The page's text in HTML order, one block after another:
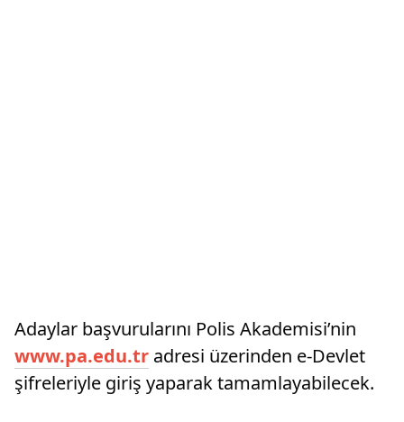
Adaylar başvurularını Polis Akademisi’nin
www.pa.edu.tr adresi üzerinden e-Devlet
şifreleriyle giriş yaparak tamamlayabilecek.